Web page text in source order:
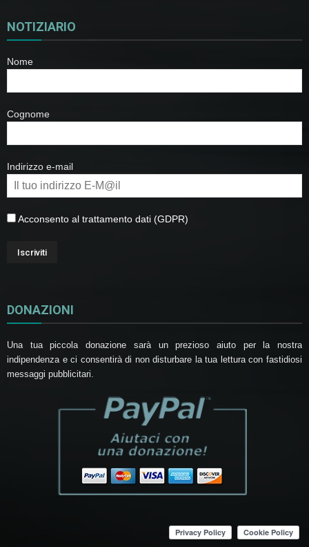
NOTIZIARIO
Nome
Cognome
Indirizzo e-mail
Acconsento al trattamento dati (GDPR)
DONAZIONI
Una tua piccola donazione sarà un prezioso aiuto per la nostra
indipendenza e ci consentirà di non disturbare la tua lettura con fastidiosi
messaggi pubblicitari.